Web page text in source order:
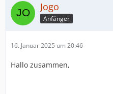
Jogo
Anfänger
16. Januar 2025 um 20:46
Hallo zusammen,